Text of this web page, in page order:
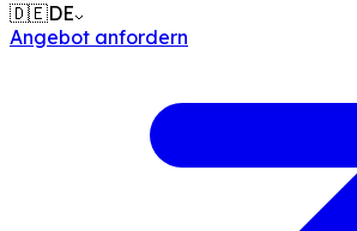
🇩🇪DE
Angebot anfordern